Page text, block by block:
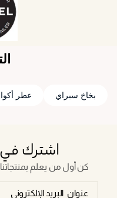
بخاخ سبراي عطر
اشترك في
كن أول من يعلم بمنتجاتنا